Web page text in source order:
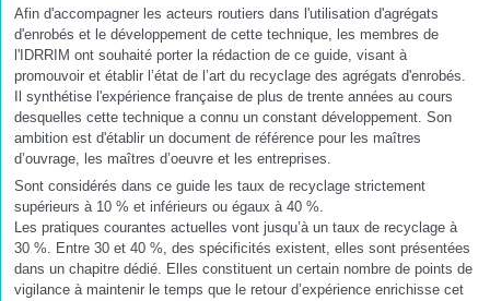
Afin d'accompagner les acteurs routiers dans l'utilisation d'agrégats
d'enrobés et le développement de cette technique, les membres de
l'IDRRIM ont souhaité porter la rédaction de ce guide, visant à
promouvoir et établir l’état de l’art du recyclage des agrégats d'enrobés.
Il synthétise l'expérience française de plus de trente années au cours
desquelles cette technique a connu un constant développement. Son
ambition est d'établir un document de référence pour les maîtres
d’ouvrage, les maîtres d’oeuvre et les entreprises.
Sont considérés dans ce guide les taux de recyclage strictement
supérieurs à 10 % et inférieurs ou égaux à 40 %.
Les pratiques courantes actuelles vont jusqu’à un taux de recyclage à
30 %. Entre 30 et 40 %, des spécificités existent, elles sont présentées
dans un chapitre dédié. Elles constituent un certain nombre de points de
vigilance à maintenir le temps que le retour d’expérience enrichisse cet